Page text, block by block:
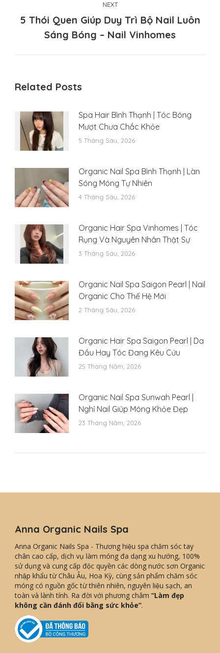
NEXT
Next
post:
5 Thói Quen Giúp Duy Trì Bộ Nail Luôn
Sáng Bóng – Nail Vinhomes
Related Posts
Spa Hair Bình Thạnh | Tóc Bóng
Mượt Chưa Chắc Khỏe
5 Tháng Sáu, 2026
Organic Nail Spa Bình Thạnh | Làn
Sóng Móng Tự Nhiên
4 Tháng Sáu, 2026
Organic Hair Spa Vinhomes | Tóc
Rụng Và Nguyên Nhân Thật Sự
3 Tháng Sáu, 2026
Organic Nail Spa Saigon Pearl | Nail
Organic Cho Thế Hệ Mới
2 Tháng Sáu, 2026
Organic Hair Spa Saigon Pearl | Da
Đầu Hay Tóc Đang Kêu Cứu
25 Tháng Năm, 2026
Organic Nail Spa Sunwah Pearl |
Nghỉ Nail Giúp Móng Khỏe Đẹp
23 Tháng Năm, 2026
Anna Organic Nails Spa
Anna Organic Nails Spa - Thương hiệu spa chăm sóc tay
chân cao cấp, dịch vụ làm móng đa dạng xu hướng, 100%
sử dụng và cung cấp độc quyền các dòng nước sơn Organic
nhập khẩu từ Châu Âu, Hoa Kỳ, cùng sản phẩm chăm sóc
móng có nguồn gốc từ thiên nhiên, nguyên liệu sạch, an
toàn và lành tính. Ra đời với phương châm “Làm đẹp
không cần đánh đổi bằng sức khỏe”.